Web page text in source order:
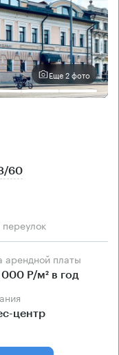
Еще 2 фото
60
арендной платы
000 Р/м² в год
центр